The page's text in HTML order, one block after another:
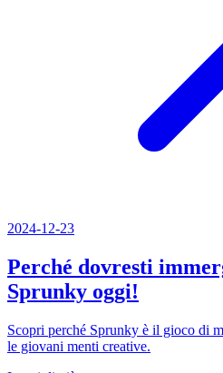
2024-12-23
Perché dovresti
Sprunky oggi!
Scopri perché Sprunky è il gioco di
le giovani menti creative.